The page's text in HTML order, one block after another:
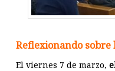
Reflexionando
El viernes 7 de marzo,